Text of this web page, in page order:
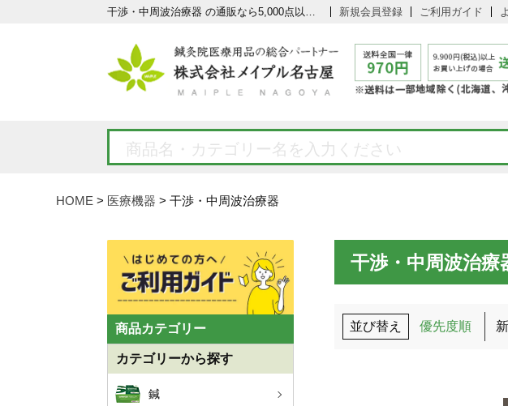
干渉・中周波治療器 の通販なら5,000点以上の豊富な品揃えのメイプル名古屋へ 新規会員登録 ご利用ガイド
HOME 医療機器 干渉・中周波治療器
商品カテゴリー
カテゴリーから探す
鍼
干渉・中周波治療
並び替え 優先度順